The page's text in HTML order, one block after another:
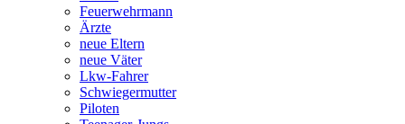
Feuerwehrmann
Ärzte
neue Eltern
neue Väter
Lkw-Fahrer
Schwiegermutter
Piloten